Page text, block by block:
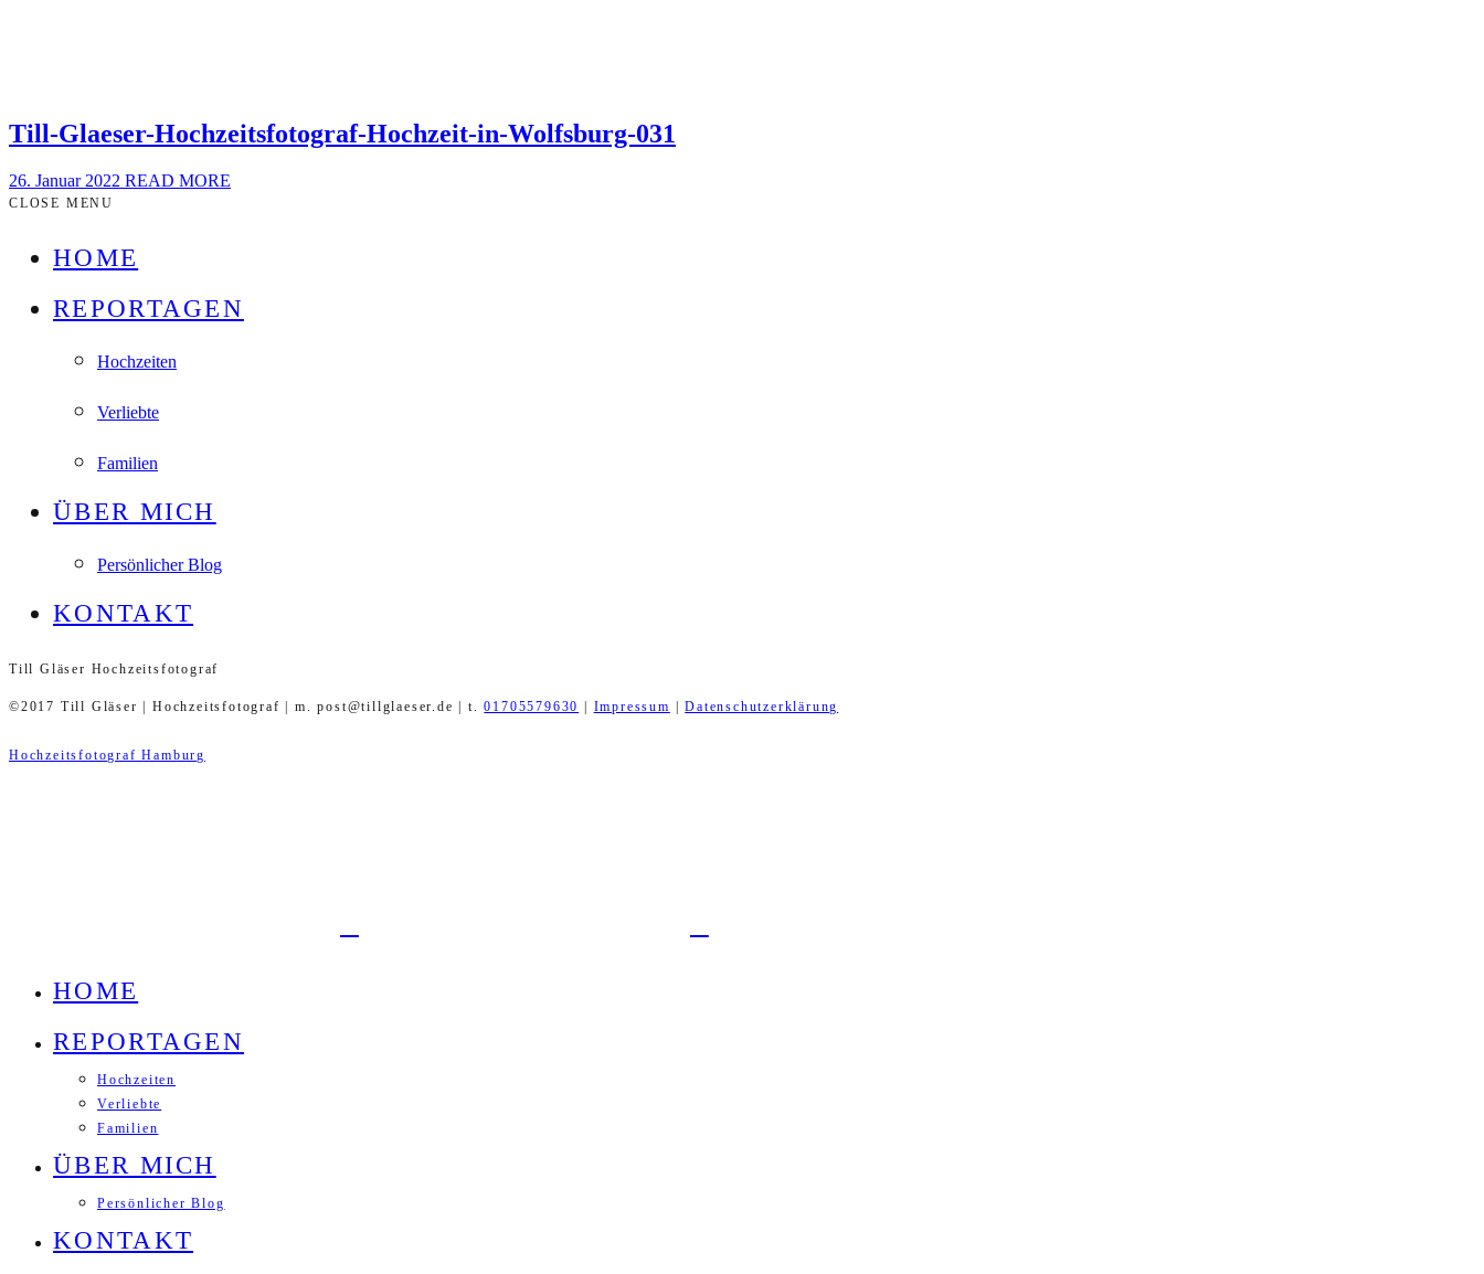
Till-Glaeser-Hochzeitsfotograf-Hochzeit-in-Wolfsburg-031
26. Januar 2022 READ MORE
CLOSE MENU
HOME
REPORTAGEN
Hochzeiten
Verliebte
Familien
ÜBER MICH
Persönlicher Blog
KONTAKT
Till Gläser Hochzeitsfotograf
©2017 Till Gläser | Hochzeitsfotograf | m. post@tillglaeser.de | t.01705579630 | Impressum |Datenschutzerklärung
Hochzeitsfotograf Hamburg
HOME
REPORTAGEN
Hochzeiten
Verliebte
Familien
ÜBER MICH
Persönlicher Blog
KONTAKT